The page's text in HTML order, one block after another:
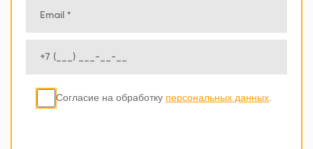
Согласие на обработку персональных данных.